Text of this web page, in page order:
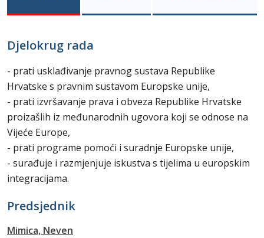
Djelokrug rada
- prati usklađivanje pravnog sustava Republike
Hrvatske s pravnim sustavom Europske unije,
- prati izvršavanje prava i obveza Republike Hrvatske
proizašlih iz međunarodnih ugovora koji se odnose na
Vijeće Europe,
- prati programe pomoći i suradnje Europske unije,
- surađuje i razmjenjuje iskustva s tijelima u europskim
integracijama.
Predsjednik
Mimica, Neven